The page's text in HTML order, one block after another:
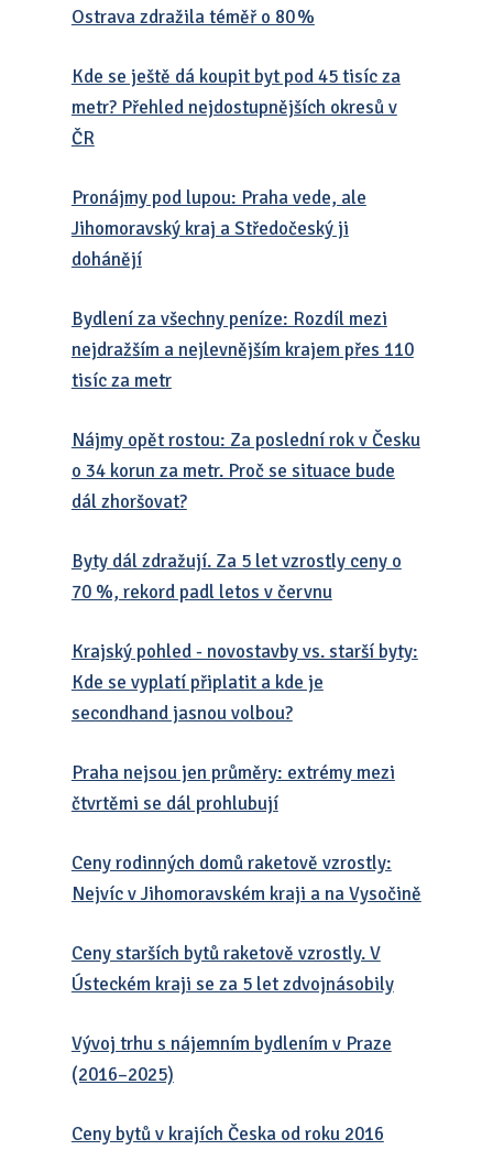
Ostrava zdražila téměř o 80 %
Kde se ještě dá koupit byt pod 45 tisíc za
metr? Přehled nejdostupnějších okresů v
ČR
Pronájmy pod lupou: Praha vede, ale
Jihomoravský kraj a Středočeský ji
dohánějí
Bydlení za všechny peníze: Rozdíl mezi
nejdražším a nejlevnějším krajem přes 110
tisíc za metr
Nájmy opět rostou: Za poslední rok v Česku
o 34 korun za metr. Proč se situace bude
dál zhoršovat?
Byty dál zdražují. Za 5 let vzrostly ceny o
70 %, rekord padl letos v červnu
Krajský pohled - novostavby vs. starší byty:
Kde se vyplatí připlatit a kde je
secondhand jasnou volbou?
Praha nejsou jen průměry: extrémy mezi
čtvrtěmi se dál prohlubují
Ceny rodinných domů raketově vzrostly:
Nejvíc v Jihomoravském kraji a na Vysočině
Ceny starších bytů raketově vzrostly. V
Ústeckém kraji se za 5 let zdvojnásobily
Vývoj trhu s nájemním bydlením v Praze
(2016–2025)
Ceny bytů v krajích Česka od roku 2016